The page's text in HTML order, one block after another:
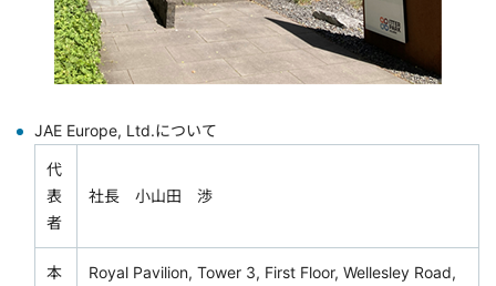
JAE Europe, Ltd.について
代
表
者
社長 小山田 渉
本
Royal Pavilion, Tower 3, First Floor, Wellesley Road,